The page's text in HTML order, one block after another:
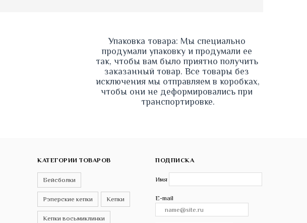
Упаковка товара: Мы специально
продумали упаковку и продумали ее
так, чтобы вам было приятно получить
заказанный товар. Все товары без
исключения мы отправляем в коробках,
чтобы они не деформировались при
транспортировке.
КАТЕГОРИИ ТОВАРОВ
Бейсболки
Рэперские кепки Кепки
Кепки восьмиклинки
ПОДПИСКА
Имя
E-mail